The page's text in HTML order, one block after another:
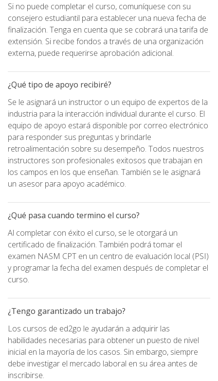
Si no puede completar el curso, comuníquese con su
consejero estudiantil para establecer una nueva fecha de
finalización. Tenga en cuenta que se cobrará una tarifa de
extensión. Si recibe fondos a través de una organización
externa, puede requerirse aprobación adicional.
¿Qué tipo de apoyo recibiré?
Se le asignará un instructor o un equipo de expertos de la
industria para la interacción individual durante el curso. El
equipo de apoyo estará disponible por correo electrónico
para responder sus preguntas y brindarle
retroalimentación sobre su desempeño. Todos nuestros
instructores son profesionales exitosos que trabajan en
los campos en los que enseñan. También se le asignará
un asesor para apoyo académico.
¿Qué pasa cuando termino el curso?
Al completar con éxito el curso, se le otorgará un
certificado de finalización. También podrá tomar el
examen NASM CPT en un centro de evaluación local (PSI)
y programar la fecha del examen después de completar el
curso.
¿Tengo garantizado un trabajo?
Los cursos de ed2go le ayudarán a adquirir las
habilidades necesarias para obtener un puesto de nivel
inicial en la mayoría de los casos. Sin embargo, siempre
debe investigar el mercado laboral en su área antes de
inscribirse.